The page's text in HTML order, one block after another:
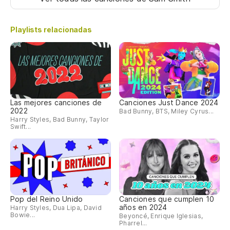
Playlists relacionadas
Las mejores canciones de
2022
Harry Styles, Bad Bunny, Taylor
Swift...
Canciones Just Dance 2024
Bad Bunny, BTS, Miley Cyrus...
Pop del Reino Unido
Harry Styles, Dua Lipa, David
Bowie...
Canciones que cumplen 10
años en 2024
Beyoncé, Enrique Iglesias,
Pharrel...